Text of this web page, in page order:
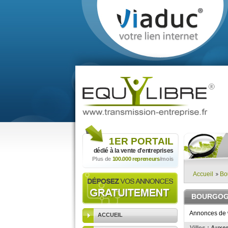
1ER PORTAIL
dédié à la vente d'entreprises
Plus de 100.000 repreneurs/mois
ACCUEIL
Accueil
Annonces de